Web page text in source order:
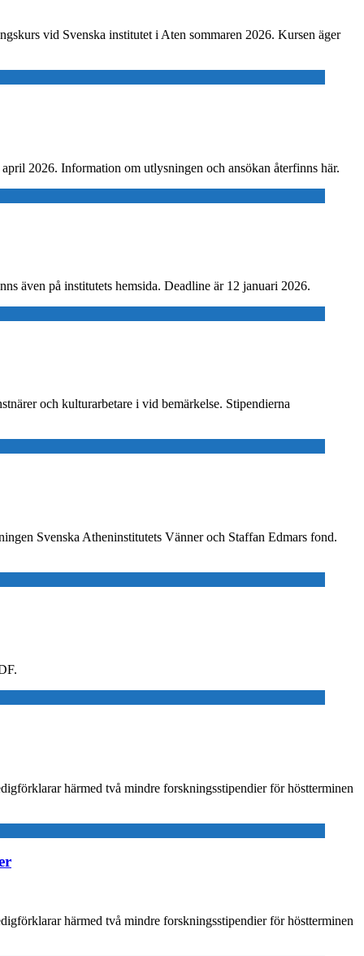
vid Svenska institutet i Aten sommaren 2026. Kursen äger
2026. Information om utlysningen och ansökan återfinns här.
även på institutets hemsida. Deadline är 12 januari 2026.
och kulturarbetare i vid bemärkelse. Stipendierna
Svenska Atheninstitutets Vänner och Staffan Edmars fond.
härmed två mindre forskningsstipendier för höstterminen
härmed två mindre forskningsstipendier för höstterminen